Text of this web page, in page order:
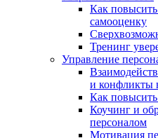
Как повысить
самооценку
Тренинг
Управление
и конфликты
Как повысить
Коучинг и
персоналом
Мотивация